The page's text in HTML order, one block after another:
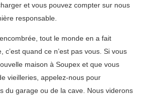
et vous pouvez compter sur nous
responsable.
tout le monde en a fait
c’est quand ce n’est pas vous. Si vous
maison à Soupex et que vous
vieilleries, appelez-nous pour
du garage ou de la cave. Nous viderons